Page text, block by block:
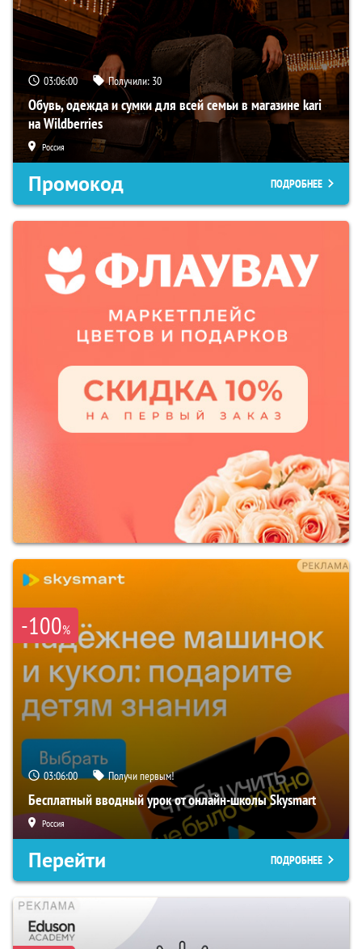
03:05:59 Получили: 30
Обувь, одежда и сумки для всей семьи в магазине kari
на Wildberries
Россия
Промокод ПОДРОБНЕЕ
-100%
03:05:59 Получи первым!
Бесплатный вводный урок от онлайн-школы Skysmart
Россия
Перейти ПОДРОБНЕЕ